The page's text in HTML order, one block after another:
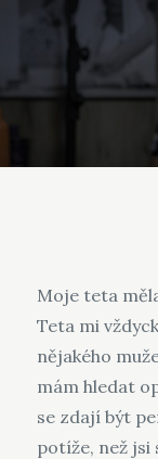
Moje teta
Teta mi
nějakého
mám hledat
se zdají být
potíže, než jsi